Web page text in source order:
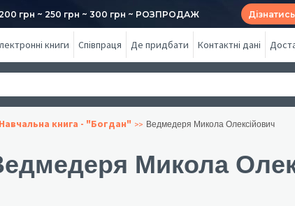
грн ~ 250 грн ~ 300 грн ~ РОЗПРОДАЖ
книги Співпраця Де придбати Контактні дані
книга - "Богдан" Ведмедеря Микола Олексійович
Микола